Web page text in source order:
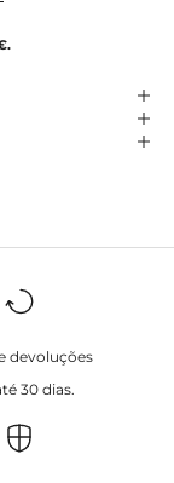
devoluções
30 dias.